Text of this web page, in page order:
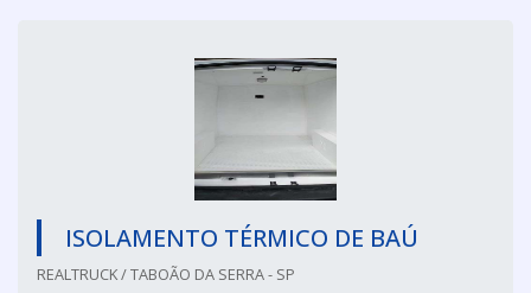
ISOLAMENTO TÉRMICO DE BAÚ
REALTRUCK / TABOÃO DA SERRA - SP